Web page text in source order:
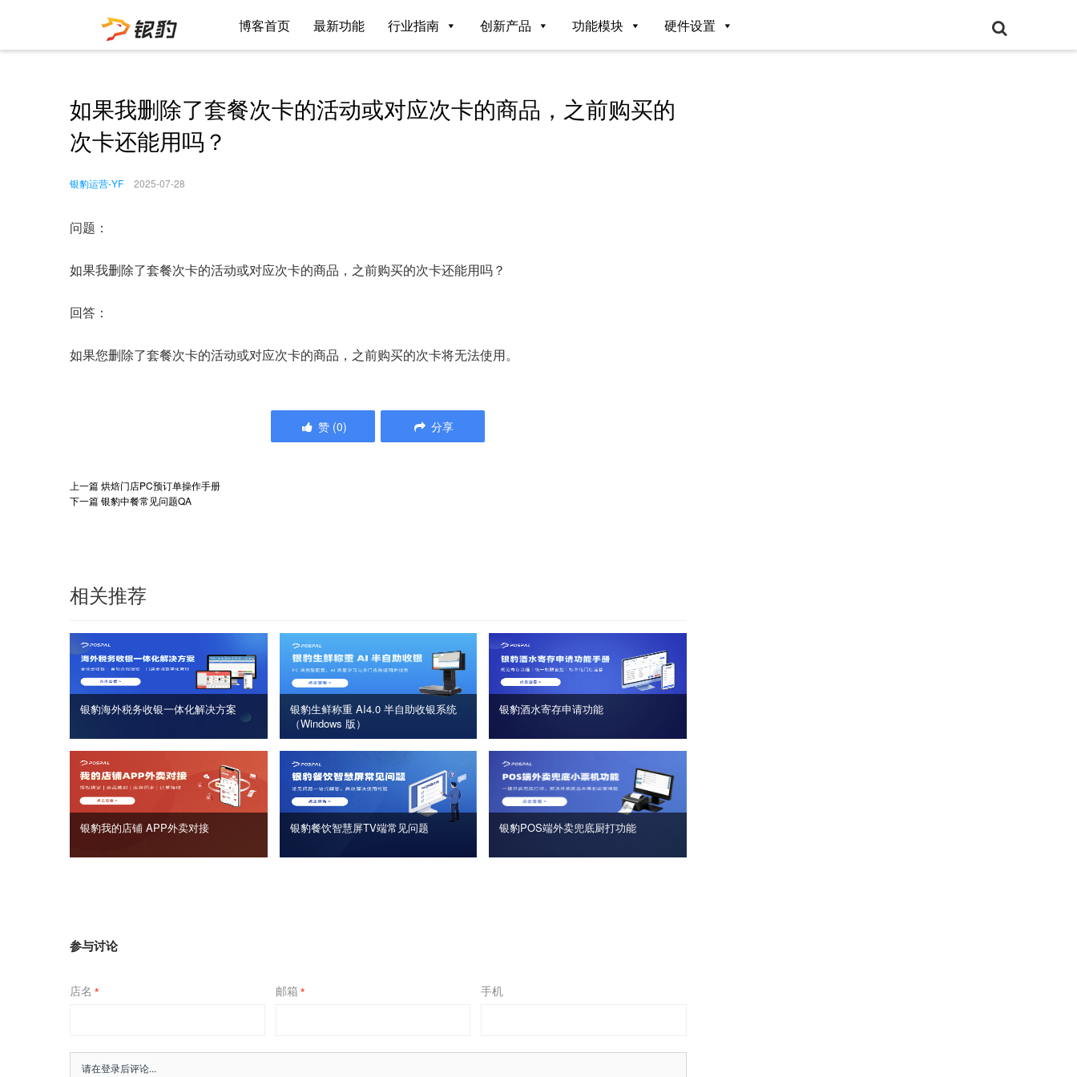
博客首页 最新功能 行业指南 创新产品 功能模块 硬件设置
如果我删除了套餐次卡的活动或对应次卡的商品，之前购买的
次卡还能用吗？
银豹运营-YF 2025-07-28
问题：
如果我删除了套餐次卡的活动或对应次卡的商品，之前购买的次卡还能用吗？
回答：
如果您删除了套餐次卡的活动或对应次卡的商品，之前购买的次卡将无法使用。
赞 (0) 分享
上一篇烘焙门店PC预订单操作手册
下一篇银豹中餐常见问题QA
相关推荐
银豹海外税务收银一体化解决方案
银豹生鲜称重 AI4.0 半自助收银系统
（Windows 版）
银豹酒水寄存申请功能
银豹我的店铺 APP外卖对接 银豹餐饮智慧屏TV端常见问题 银豹POS端外卖兜底厨打功能
参与讨论
店名 * 邮箱 * 手机